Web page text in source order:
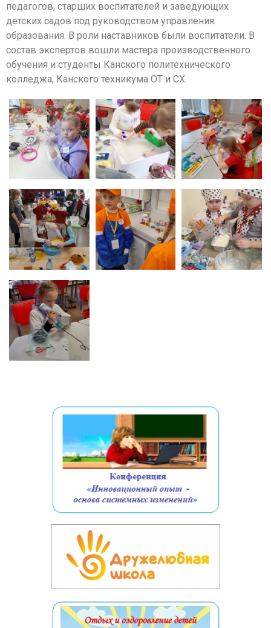
педагогов, старших воспитателей и заведующих
детских садов под руководством управления
образования. В роли наставников были воспитатели. В
состав экспертов вошли мастера производственного
обучения и студенты Канского политехнического
колледжа, Канского техникума ОТ и СХ.